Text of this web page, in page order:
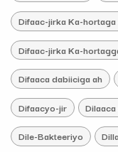
Difaac-jirka Ka-hortaga
Difaac-jirka Ka-
Difaaca dabiiciga ah
Difaacyo-jir
Dile-Bakteeriyo